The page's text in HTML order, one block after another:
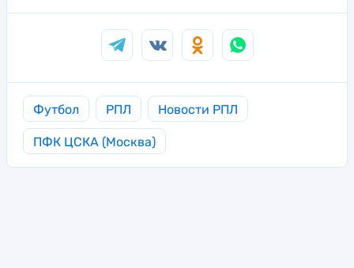
Футбол РПЛ Новости РПЛ
ПФК ЦСКА (Москва)